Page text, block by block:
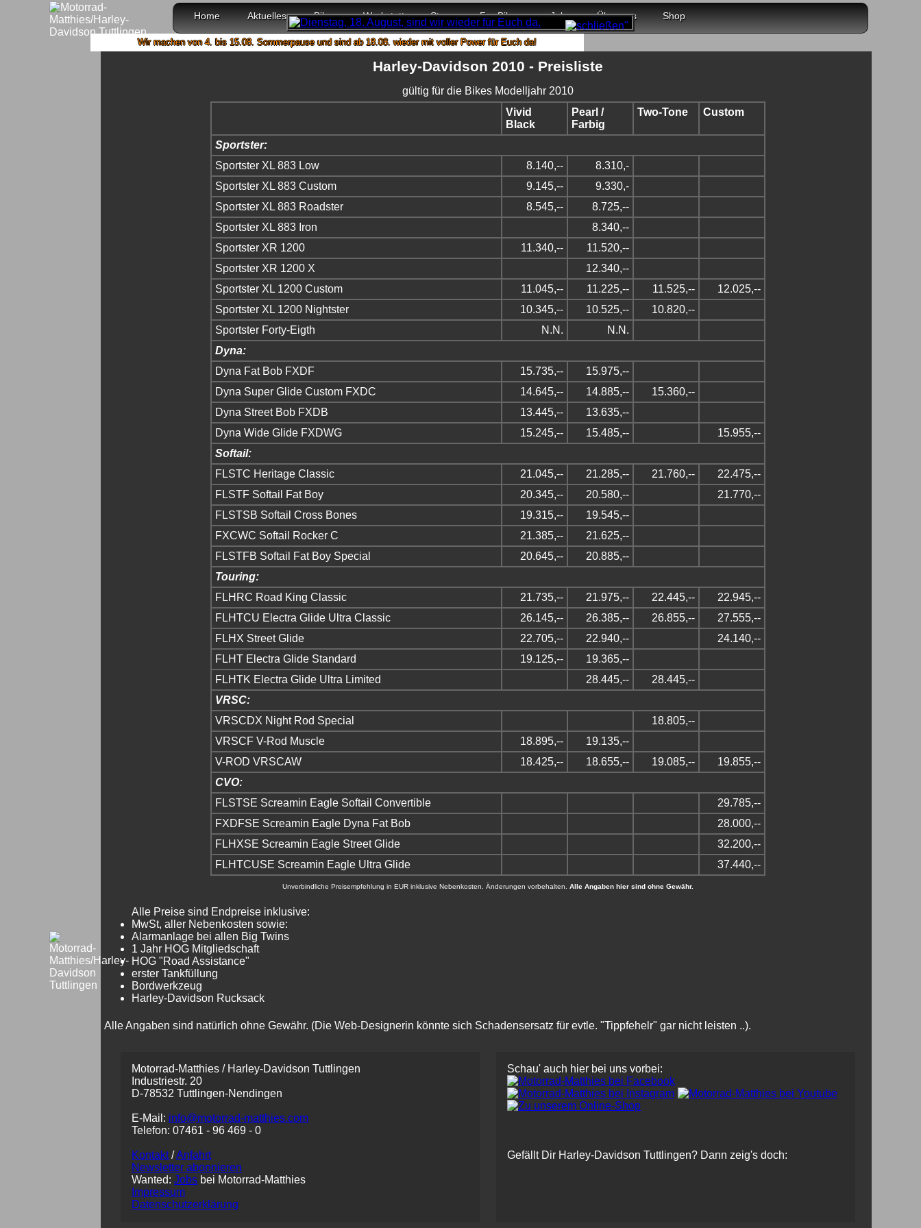
Home Aktuelles Bikes Werkstatt Store For Bikers Jobs Über uns Shop
Wir machen von 4. bis 15.08. Sommerpause und sind ab 18.08. wieder mit voller Power für Euch da!
Harley-Davidson 2010 - Preisliste
gültig für die Bikes Modelljahr 2010
Vivid
Black
Pearl /
Farbig
Two-Tone Custom
Sportster:
Sportster XL 883 Low
8.140,--
8.310,-
Sportster XL 883 Custom
9.145,--
9.330,-
Sportster XL 883 Roadster
8.545,--
8.725,--
Sportster XL 883 Iron
8.340,--
Sportster XR 1200
11.340,--
11.520,--
Sportster XR 1200 X
12.340,--
Sportster XL 1200 Custom
11.045,-- 11.225,-- 11.525,--
12.025,--
Sportster XL 1200 Nightster
10.345,-- 10.525,--
10.820,--
Sportster Forty-Eigth
N.N.
N.N.
Dyna:
Dyna Fat Bob FXDF
15.735,--
15.975,--
Dyna Super Glide Custom FXDC
14.645,-- 14.885,--
15.360,--
Dyna Street Bob FXDB
13.445,--
13.635,--
Dyna Wide Glide FXDWG
15.245,-- 15.485,--
15.955,--
Softail:
FLSTC Heritage Classic
21.045,-- 21.285,-- 21.760,--
22.475,--
FLSTF Softail Fat Boy
20.345,-- 20.580,--
21.770,--
FLSTSB Softail Cross Bones
19.315,--
19.545,--
FXCWC Softail Rocker C
21.385,--
21.625,--
FLSTFB Softail Fat Boy Special
20.645,--
20.885,--
Touring:
FLHRC Road King Classic
21.735,-- 21.975,-- 22.445,--
22.945,--
FLHTCU Electra Glide Ultra Classic
26.145,-- 26.385,-- 26.855,--
27.555,--
FLHX Street Glide
22.705,-- 22.940,--
24.140,--
FLHT Electra Glide Standard
19.125,--
19.365,--
FLHTK Electra Glide Ultra Limited
28.445,--
28.445,--
VRSC:
VRSCDX Night Rod Special
18.805,--
VRSCF V-Rod Muscle
18.895,--
19.135,--
V-ROD VRSCAW
18.425,-- 18.655,-- 19.085,--
19.855,--
CVO:
FLSTSE Screamin Eagle Softail Convertible
29.785,--
FXDFSE Screamin Eagle Dyna Fat Bob
28.000,--
FLHXSE Screamin Eagle Street Glide
32.200,--
FLHTCUSE Screamin Eagle Ultra Glide
37.440,--
Unverbindliche Preisempfehlung in EUR inklusive Nebenkosten. Änderungen vorbehalten. Alle Angaben hier sind ohne Gewähr.
Alle Preise sind Endpreise inklusive:
MwSt, aller Nebenkosten sowie:
Alarmanlage bei allen Big Twins
1 Jahr HOG Mitgliedschaft
HOG "Road Assistance"
erster Tankfüllung
Bordwerkzeug
Harley-Davidson Rucksack
Alle Angaben sind natürlich ohne Gewähr. (Die Web-Designerin könnte sich Schadensersatz für evtle. "Tippfehelr" gar nicht leisten ..).
Motorrad-Matthies / Harley-Davidson Tuttlingen
Industriestr. 20
D-78532 Tuttlingen-Nendingen
E-Mail: info@motorrad-matthies.com
Telefon: 07461 - 96 469 - 0
Kontakt/Anfahrt
Newsletter abonnieren
Wanted: Jobs bei Motorrad-Matthies
Impressum
Datenschutzerklärung
Schau' auch hier bei uns vorbei:
Gefällt Dir Harley-Davidson Tuttlingen? Dann zeig's doch: